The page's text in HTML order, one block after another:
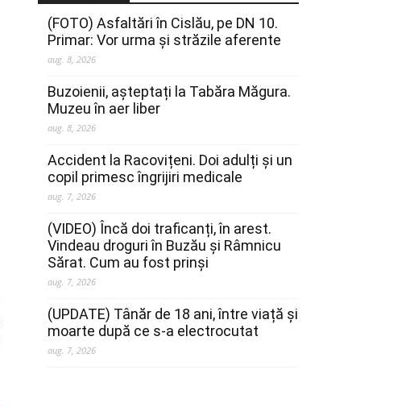
(FOTO) Asfaltări în Cislău, pe DN 10.
Primar: Vor urma și străzile aferente
aug. 8, 2026
Buzoienii, așteptați la Tabăra Măgura.
Muzeu în aer liber
aug. 8, 2026
Accident la Racovițeni. Doi adulți și un
copil primesc îngrijiri medicale
aug. 7, 2026
(VIDEO) Încă doi traficanți, în arest.
Vindeau droguri în Buzău și Râmnicu
Sărat. Cum au fost prinși
aug. 7, 2026
(UPDATE) Tânăr de 18 ani, între viață și
moarte după ce s-a electrocutat
aug. 7, 2026